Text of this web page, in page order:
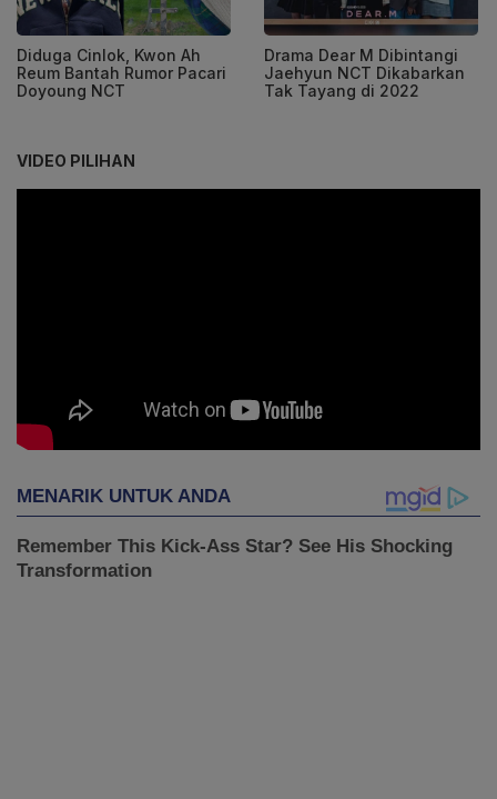
Diduga Cinlok, Kwon Ah
Reum Bantah Rumor Pacari
Doyoung NCT
Drama Dear M Dibintangi
Jaehyun NCT Dikabarkan
Tak Tayang di 2022
VIDEO PILIHAN